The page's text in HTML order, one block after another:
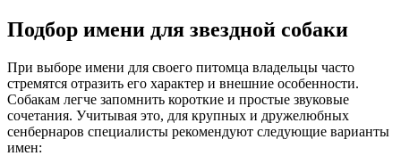
Подбор имени для звездной собаки
При выборе имени для своего питомца владельцы часто
стремятся отразить его характер и внешние особенности.
Собакам легче запомнить короткие и простые звуковые
сочетания. Учитывая это, для крупных и дружелюбных
сенбернаров специалисты рекомендуют следующие варианты
имен: